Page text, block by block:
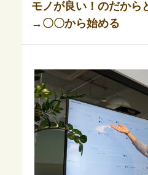
モノが良い！のだから
→〇〇から始める